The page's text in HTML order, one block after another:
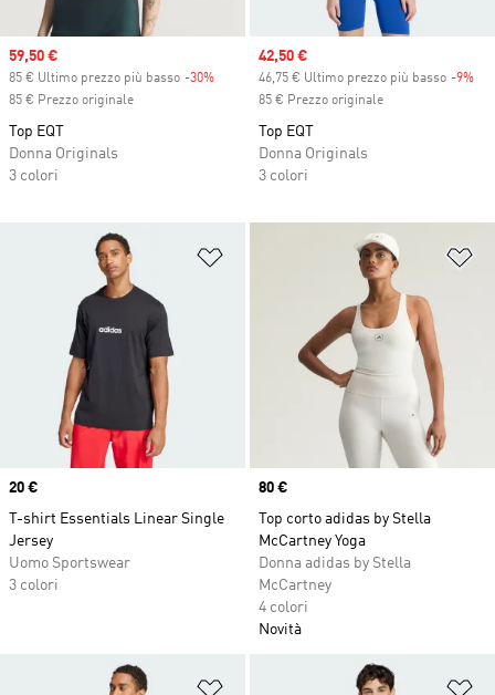
Sale price
59,50 €
85 € Ultimo prezzo più basso -30% Discount
85 € Prezzo originale
Top EQT
Donna Originals
3 colori
Sale price
42,50 €
46,75 € Ultimo prezzo più basso -9%
85 € Prezzo originale
Top EQT
Donna Originals
3 colori
Aggiungi alla lista dei desideri
Price
20 €
T-shirt Essentials Linear Single
Jersey
Uomo Sportswear
3 colori
Price
80 €
Top corto adidas by Stella
McCartney Yoga
Donna adidas by Stella
McCartney
4 colori
Novità
Aggiungi alla lista dei desideri